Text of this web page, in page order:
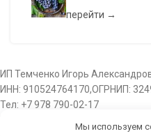
перейти →
ИП Темченко Игорь
ИНН: 910524764170,ОГРНИП:
Тел: +7 978 790-02-17
Мы используем